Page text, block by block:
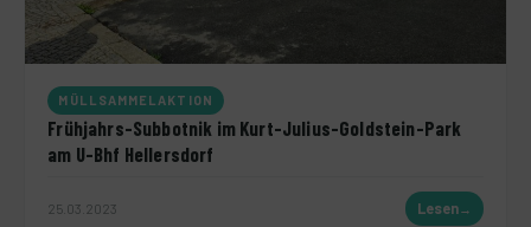
MÜLLSAMMELAKTION
Frühjahrs-Subbotnik im Kurt-Julius-Goldstein-Park
am U-Bhf Hellersdorf
25.03.2023 Lesen